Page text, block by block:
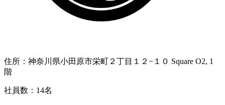
住所： 神奈川県小田原市栄町２丁目１２−１０ Square O2, 1
階
社員数： 14名